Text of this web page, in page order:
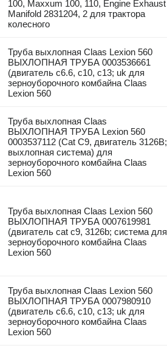
100, Maxxum 100, 110, Engine Exhaust
Manifold 2831204, 2 для трактора
колесного
Труба выхлопная Claas Lexion 560
ВЫХЛОПНАЯ ТРУБА 0003536661
(двигатель c6.6, c10, c13; uk для
зерноуборочного комбайна Claas
Lexion 560
Труба выхлопная Claas
ВЫХЛОПНАЯ ТРУБА Lexion 560
0003537112 (Cat C9, двигатель 3126B;
выхлопная система) для
зерноуборочного комбайна Claas
Lexion 560
Труба выхлопная Claas Lexion 560
ВЫХЛОПНАЯ ТРУБА 0007619981
(двигатель cat c9, 3126b; система для
зерноуборочного комбайна Claas
Lexion 560
Труба выхлопная Claas Lexion 560
ВЫХЛОПНАЯ ТРУБА 0007980910
(двигатель c6.6, c10, c13; uk для
зерноуборочного комбайна Claas
Lexion 560